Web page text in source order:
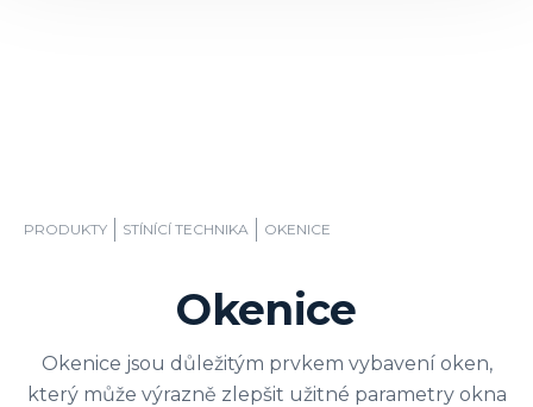
PRODUKTY STÍNÍCÍ TECHNIKA OKENICE
Okenice
Okenice jsou důležitým prvkem vybavení oken,
který může výrazně zlepšit užitné parametry okna